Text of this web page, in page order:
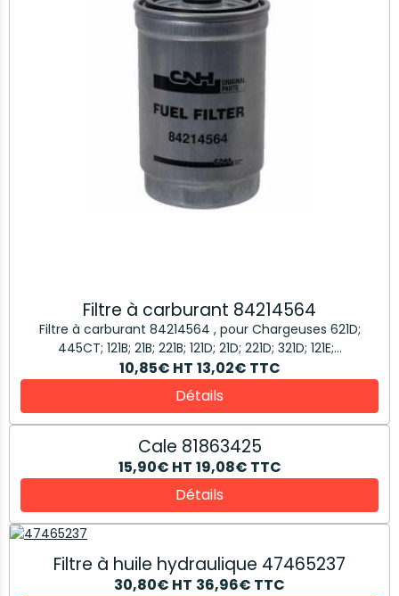
Filtre à carburant 84214564
Filtre à carburant 84214564 , pour Chargeuses 621D;
445CT; 121B; 21B; 221B; 121D; 21D; 221D; 321D; 121E;...
10,85€ HT 13,02€ TTC
Détails
Cale 81863425
15,90€ HT 19,08€ TTC
Détails
Filtre à huile hydraulique 47465237
30,80€ HT 36,96€ TTC